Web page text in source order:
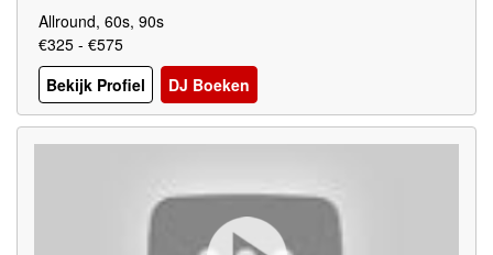
Allround, 60s, 90s
€325 - €575
Bekijk Profiel
DJ Boeken